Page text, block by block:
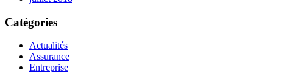
Catégories
Actualités
Assurance
Entreprise